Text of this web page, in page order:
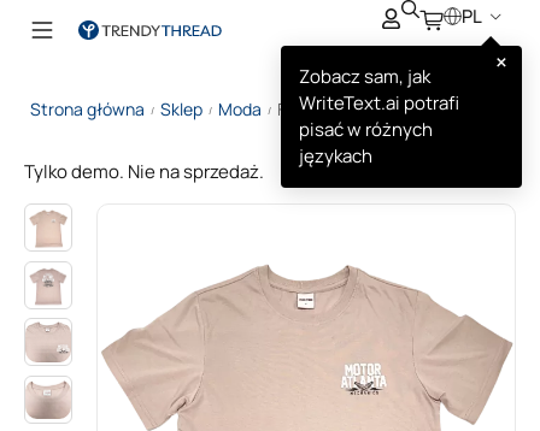
PL
×
Zobacz sam, jak
WriteText.ai potrafi
pisać w różnych
językach
Strona główna / Sklep / Moda / FunTee Motor Atlanta T-shirt
Tylko demo. Nie na sprzedaż.